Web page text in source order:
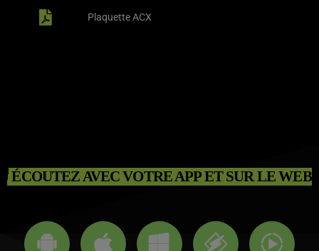
Plaquette ACX
ÉCOUTEZ AVEC VOTRE APP ET SUR LE WEB